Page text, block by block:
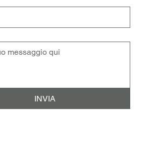
INVIA